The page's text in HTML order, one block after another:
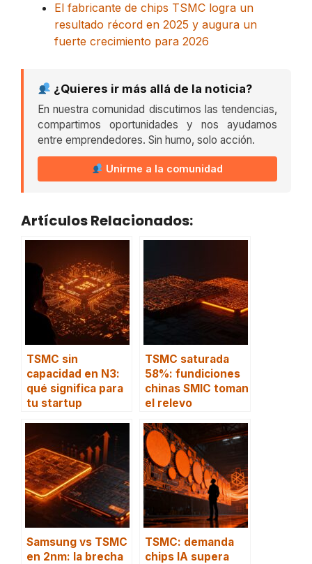
El fabricante de chips TSMC logra un
resultado récord en 2025 y augura un
fuerte crecimiento para 2026
¿Quieres ir más allá de la noticia?
En nuestra comunidad discutimos las tendencias,
compartimos oportunidades y nos ayudamos
entre emprendedores. Sin humo, solo acción.
Unirme a la comunidad
Artículos Relacionados:
TSMC sin
capacidad en N3:
qué significa para
tu startup
TSMC saturada
58%: fundiciones
chinas SMIC toman
el relevo
Samsung vs TSMC
en 2nm: la brecha
TSMC: demanda
chips IA supera